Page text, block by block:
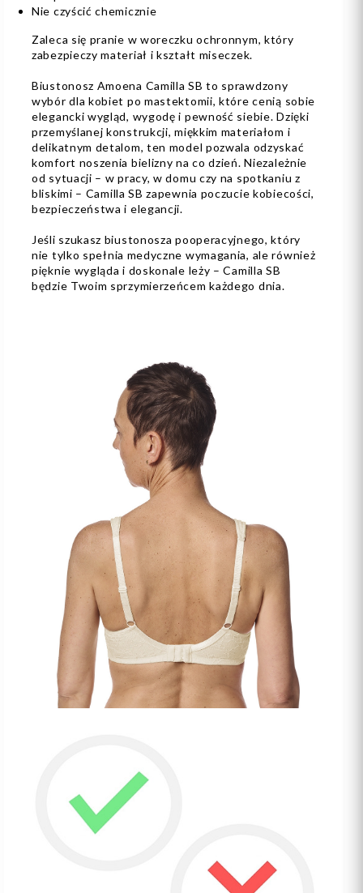
Nie czyścić chemicznie
Zaleca się pranie w woreczku ochronnym, który
zabezpieczy materiał i kształt miseczek.
Biustonosz Amoena Camilla SB to sprawdzony
wybór dla kobiet po mastektomii, które cenią sobie
elegancki wygląd, wygodę i pewność siebie. Dzięki
przemyślanej konstrukcji, miękkim materiałom i
delikatnym detalom, ten model pozwala odzyskać
komfort noszenia bielizny na co dzień. Niezależnie
od sytuacji – w pracy, w domu czy na spotkaniu z
bliskimi – Camilla SB zapewnia poczucie kobiecości,
bezpieczeństwa i elegancji.
Jeśli szukasz biustonosza pooperacyjnego, który
nie tylko spełnia medyczne wymagania, ale również
pięknie wygląda i doskonale leży – Camilla SB
będzie Twoim sprzymierzeńcem każdego dnia.